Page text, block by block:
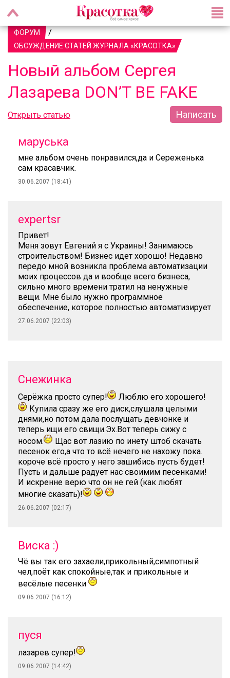
ФОРУМ /
ОБСУЖДЕНИЕ СТАТЕЙ ЖУРНАЛА «КРАСОТКА»
Новый альбом Сергея
Лазарева DON’T BE FAKE
Открыть статью Написать
маруська
мне альбом очень понравился,да и Сереженька
сам красавчик.
30.06.2007 (18:41)
expertsr
Привет!
Меня зовут Евгений я с Украины! Занимаюсь
строительством! Бизнес идет хорошо! Недавно
передо мной возникла проблема автоматизации
моих процессов да и вообще всего бизнеса,
сильно много времени тратил на ненужные
вещи. Мне было нужно программное
обеспечение, которое полностью автоматизирует
27.06.2007 (22:03)
Снежинка
Серёжка просто супер!
Люблю его хорошего!
Купила сразу же его диск,слушала целыми
днями,но потом дала послущать девчонке и
теперь ищи его свищи.Эх.Вот теперь сижу с
носом.
Щас вот лазию по инету штоб скачать
песенок его,а что то всё нечего не нахожу пока.
короче всё просто у него зашибись пусть будет!
Пусть и дальше радует нас своимим песенками!
И искренне верю что он не гей (как любят
многие сказать)!
26.06.2007 (02:17)
Виска :)
Чё вы так его захаели,прикольный,симпотный
чел,поёт как спокойные,так и прикольные и
весёлые песенки
09.06.2007 (16:12)
пуся
лазарев супер!
09.06.2007 (14:42)